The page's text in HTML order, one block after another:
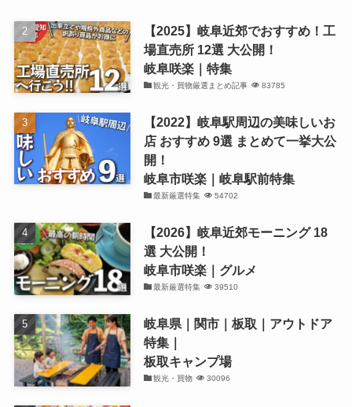
【2025】岐阜近郊でおすすめ！工
場直売所 12選 大公開！
岐阜咲楽｜特集
観光・買物厳選まとめ記事 83785
【2022】岐阜駅周辺の美味しいお
店 おすすめ 9選 まとめて一挙大公
開！
岐阜市咲楽｜岐阜駅前特集
最新厳選特集 54702
【2026】岐阜近郊モーニング 18
選 大公開！
岐阜市咲楽｜グルメ
最新厳選特集 39510
岐阜県｜関市｜板取｜アウトドア
特集｜
板取キャンプ場
観光・買物 30096